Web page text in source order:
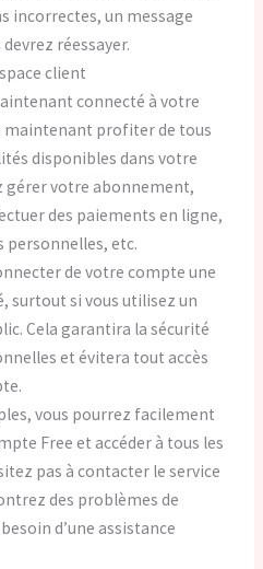
incorrectes, un message
réessayer.
client
connecté à votre
maintenant profiter de tous
disponibles dans votre
gérer votre abonnement,
des paiements en ligne,
etc.
de votre compte une
surtout si vous utilisez un
Cela garantira la sécurité
et évitera tout accès
vous pourrez facilement
Free et accéder à tous les
pas à contacter le service
des problèmes de
d’une assistance